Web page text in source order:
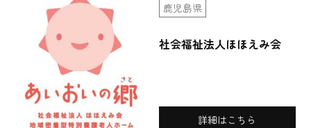
鹿児島県
社会福祉法人ほほえみ会
詳細はこちら